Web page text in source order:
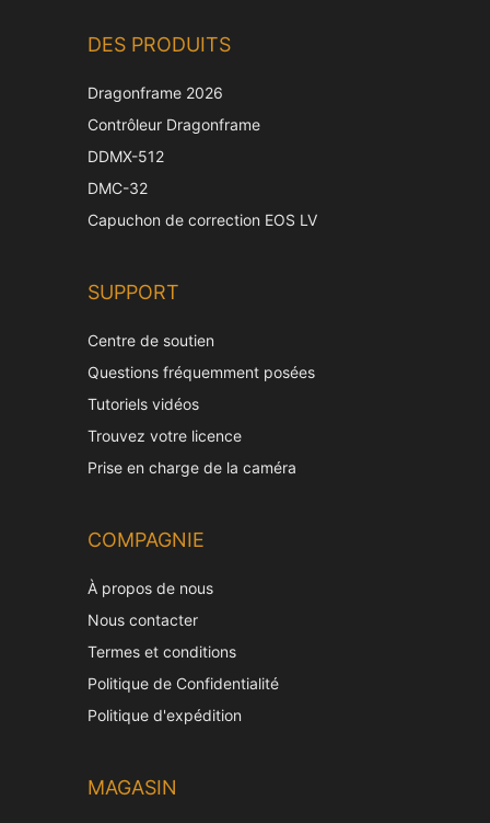
DES PRODUITS
Dragonframe 2026
Contrôleur Dragonframe
DDMX-512
DMC-32
Capuchon de correction EOS LV
SUPPORT
Centre de soutien
Questions fréquemment posées
Tutoriels vidéos
Trouvez votre licence
Prise en charge de la caméra
COMPAGNIE
À propos de nous
Nous contacter
Termes et conditions
Politique de Confidentialité
Politique d'expédition
MAGASIN